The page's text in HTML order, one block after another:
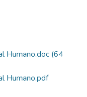
Humano.doc (64
Humano.pdf